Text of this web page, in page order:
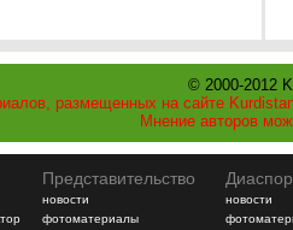
© 2000-2012
размещенных на сайте
Мнение авторов
Представительство
новости
фотоматериалы
новости